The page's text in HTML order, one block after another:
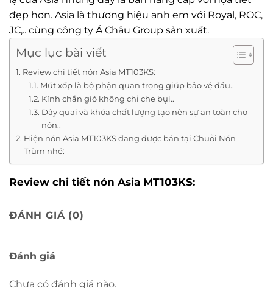
đẹp hơn. Asia là thương hiệu anh em với Royal, ROC,
JC,.. cùng công ty Á Châu Group sản xuất.
Mục lục bài viết
Review chi tiết nón Asia MT103KS:
Mút xốp là bộ phận quan trọng giúp bảo vệ đầu..
Kính chắn gió không chỉ che bụi..
Dây quai và khóa chất lượng tạo nên sự an toàn cho
nón..
Hiện nón Asia MT103KS đang được bán tại Chuỗi Nón
Trùm nhé:
Review chi tiết nón Asia MT103KS:
khi đội. Lớp vỏ ngoài của mũ bảo hiểm
dẻo, dai giúp đảm bảo độ an toàn khi khách hàng sử dụng
trong thời gian dài.
ĐÁNH GIÁ (0)
Đánh giá
Chưa có đánh giá nào.